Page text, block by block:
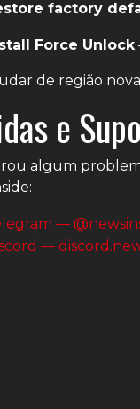
factory
Force Unlock
de região
e
algum
—
—